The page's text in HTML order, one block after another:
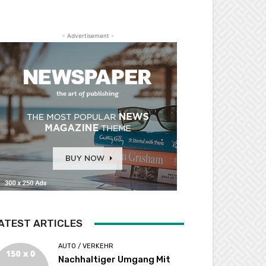
- Advertisement -
ARTICLES
AUTO / VERKEHR
Nachhaltiger Umgang Mit